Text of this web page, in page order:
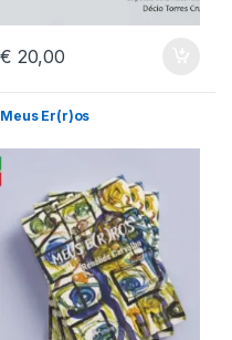
€ 20,00
Meus Er(r)os